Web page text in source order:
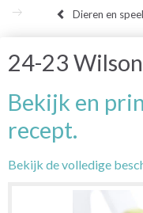
Dieren en
24-23
Bekijk en
recept.
Bekijk de volledige